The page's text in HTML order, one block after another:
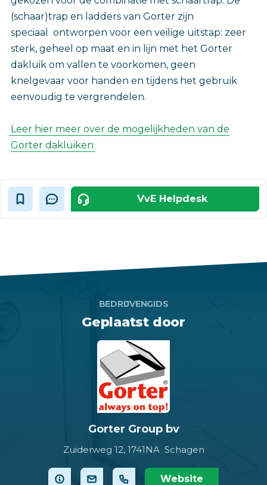
(schaar)trap en ladders van Gorter zijn
speciaal ontworpen voor een veilige uitstap: zeer
sterk, geheel op maat en in lijn met het Gorter
dakluik om vallen te voorkomen, geen
knelgevaar voor handen en tijdens het gebruik
eenvoudig te vergrendelen.
Leer hier meer over de mogelijkheden van de
Gorter dakluiken
VvE Helpdesk
BEDRIJVENGIDS
Geplaatst door
Gorter Group bv
Zuiderweg 12, 1741NA Schagen
Website